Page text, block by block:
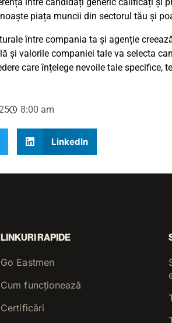
piața muncii din sectorul tău și
între compania ta și agenție
și valorile companiei tale va selecta
care înțelege nevoile tale specifice,
8:00 am
LinkedIn
LINKURI RAPIDE
Go Eastmen
Cum funcționează
Certificări